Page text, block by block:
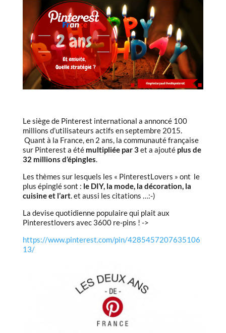
Le siège de Pinterest international a annoncé 100
millions d’utilisateurs actifs en septembre 2015.
Quant à la France, en 2 ans, la communauté française
sur Pinterest a été multipliée par 3et a ajouté plus de
32 millions d’épingles.
Les thèmes sur lesquels les « PinterestLovers » ont le
plus épinglé sont : le DIY, la mode, la décoration, la
cuisine et l’art. et aussi les citations …:-)
La devise quotidienne populaire qui plait aux
Pinterestlovers avec 3600 re-pins ! ->
https://www.pinterest.com/pin/4285457207635106
13/